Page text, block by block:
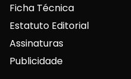
Ficha Técnica
Estatuto Editorial
Assinaturas
Publicidade